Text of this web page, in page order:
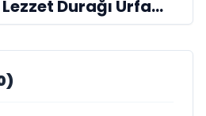
Durağı Urfa